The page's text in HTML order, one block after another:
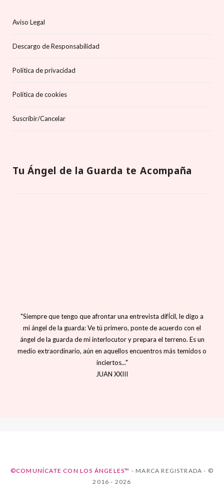
Aviso Legal
Descargo de Responsabilidad
Política de privacidad
Política de cookies
Suscríbir/Cancelar
Tu Ángel de la Guarda te Acompaña
"Siempre que tengo que afrontar una entrevista difÍcil, le digo a
mi ángel de la guarda: Ve tú primero, ponte de acuerdo con el
ángel de la guarda de mi interlocutor y prepara el terreno. Es un
medio extraordinario, aún en aquellos encuentros más temidos o
inciertos..."
JUAN XXIII
©COMUNÍCATE CON LOS ÁNGELES™ - MARCA REGISTRADA - ©
2016 - 2026